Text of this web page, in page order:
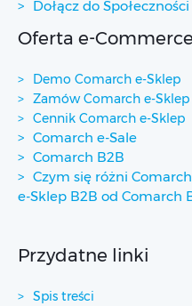
Dołącz do
Oferta e-Commerce
Demo Comarch e-Sklep
Zamów Comarch e-Sklep
Cennik Comarch e-Sklep
Comarch e-Sale
Comarch B2B
Czym się różni Comarch
e-Sklep B2B od Comarch
Przydatne linki
Spis treści